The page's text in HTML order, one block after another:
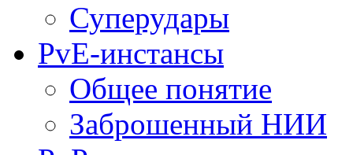
Суперудары
PvE-инстансы
Общее понятие
Заброшенный НИИ